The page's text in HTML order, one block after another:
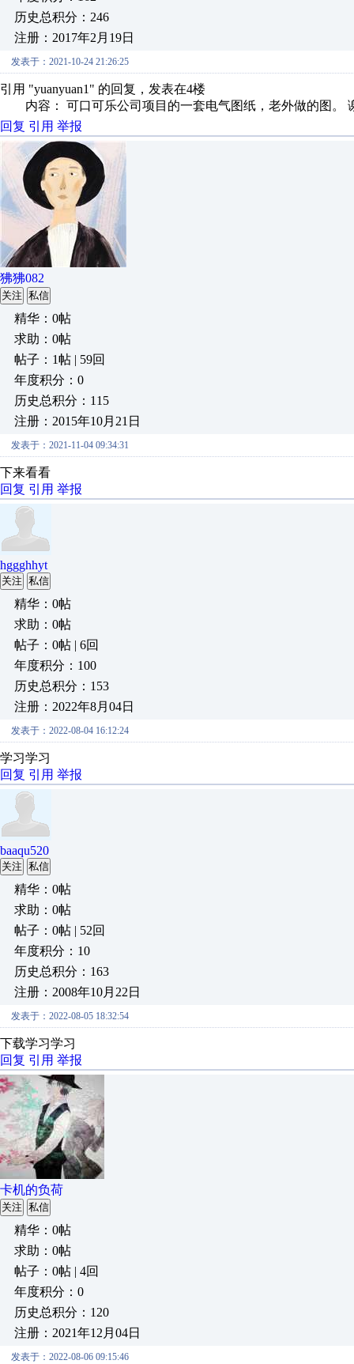
历史总积分：246
注册：2017年2月19日
发表于：2021-10-24 21:26:25
引用 "yuanyuan1" 的回复，发表在4楼
内容： 可口可乐公司项目的一套电气图纸，老外做的图。
回复 引用 举报
狒狒082
关注 私信
精华：0帖
求助：0帖
帖子：1帖 | 59回
年度积分：0
历史总积分：115
注册：2015年10月21日
发表于：2021-11-04 09:34:31
下来看看
回复 引用 举报
hggghhyt
关注 私信
精华：0帖
求助：0帖
帖子：0帖 | 6回
年度积分：100
历史总积分：153
注册：2022年8月04日
发表于：2022-08-04 16:12:24
学习学习
回复 引用 举报
baaqu520
关注 私信
精华：0帖
求助：0帖
帖子：0帖 | 52回
年度积分：10
历史总积分：163
注册：2008年10月22日
发表于：2022-08-05 18:32:54
下载学习学习
回复 引用 举报
卡机的负荷
关注 私信
精华：0帖
求助：0帖
帖子：0帖 | 4回
年度积分：0
历史总积分：120
注册：2021年12月04日
发表于：2022-08-06 09:15:46